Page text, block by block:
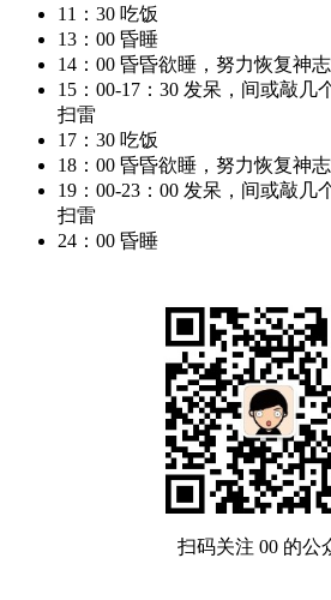
11：30 吃饭
13：00 昏睡
14：00 昏昏欲睡，努力恢复神
15：00-17：30 发呆，间或敲几
扫雷
17：30 吃饭
18：00 昏昏欲睡，努力恢复神
19：00-23：00 发呆，间或敲几
扫雷
24：00 昏睡
扫码关注 00 的公